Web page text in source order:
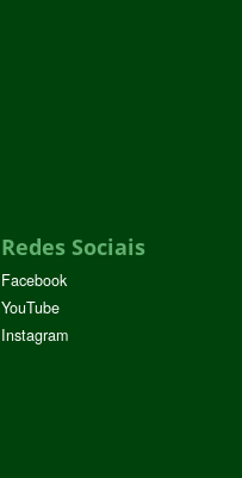
Redes Sociais
Facebook
YouTube
Instagram